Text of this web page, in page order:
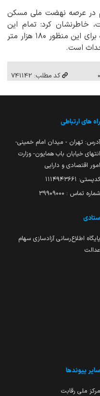
در عرصه نهضت ملی مسکن
خاطرنشان کرد: تمام این
مسکن‌ها نیازمند مدرسه هستند که برای این منظور ۱۸۰ هزار متر
است.
کد مطلب: 741142
راه های ارتباطی
آدرس: تهران - میدان امام خمینی-
انتهای خیابان باب همایون- وزارت
امور اقتصادی و دارایی
کدپستی: ۱۱۱۴۹۴۳۶۶۱
شماره تماس : 39909000
ستادی
پایگاه اطلاع‌رسانی آزادسازی سهام
عدالت
سایر پیوندها
مرکز ملی رقابت